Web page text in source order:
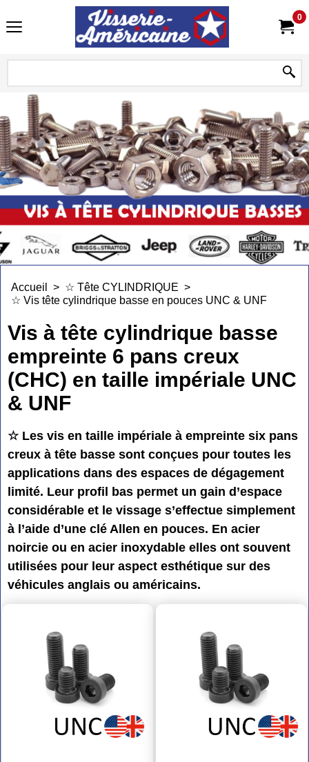
0
Accueil > ☆ Tête CYLINDRIQUE >
☆ Vis tête cylindrique basse en pouces UNC & UNF
Vis à tête cylindrique basse
empreinte 6 pans creux
(CHC) en taille impériale UNC
& UNF
☆ Les vis en taille impériale à empreinte six pans
creux à tête basse sont conçues pour toutes les
applications dans des espaces de dégagement
limité. Leur profil bas permet un gain d’espace
considérable et le vissage s’effectue simplement
à l’aide d’une clé Allen en pouces. En acier
noircie ou en acier inoxydable elles ont souvent
utilisées pour leur aspect esthétique sur des
véhicules anglais ou américains.